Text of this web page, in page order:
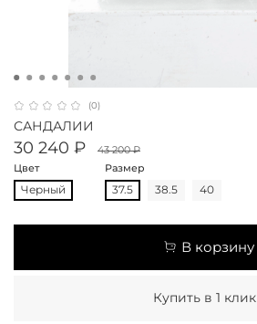
(0)
САНДАЛИИ
30 240 ₽
43 200 ₽
Цвет
Черный
Размер
37.5 38.5 40
В корзину
Купить в 1 клик